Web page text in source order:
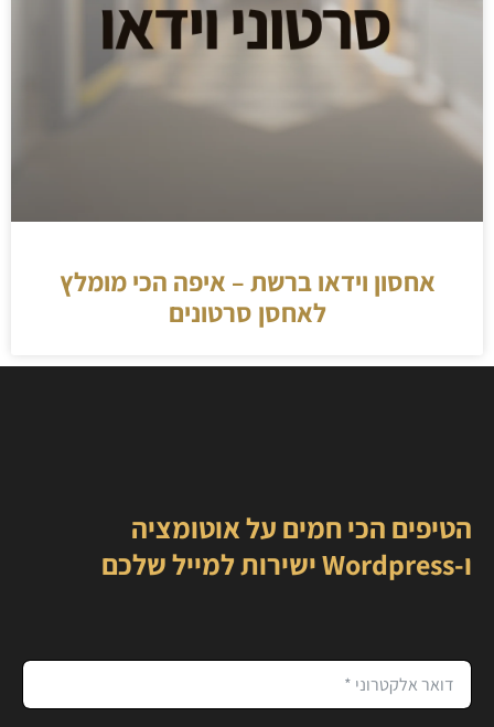
אחסון וידאו ברשת – איפה הכי מומלץ
לאחסן סרטונים
הטיפים הכי חמים על אוטומציה
ו-Wordpress ישירות למייל שלכם